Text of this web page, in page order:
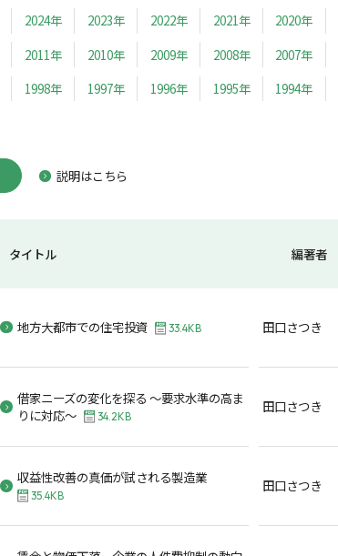
2024年 2023年 2022年 2021年 2020年
2011年 2010年 2009年 2008年 2007年
1998年 1997年 1996年 1995年 1994年
説明はこちら
タイトル 編著者
地方大都市での住宅投資 33.4KB 田口さつき
借家ニーズの変化を探る ～要求水準の高ま
りに対応～
34.2KB
田口さつき
収益性改善の真価が試される製造業
35.4KB
田口さつき